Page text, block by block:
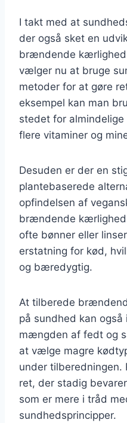
I takt med at
der også sket en
brændende kærlighed
vælger nu at bruge
metoder for at gøre
eksempel kan man
stedet for
flere vitaminer og
Desuden er der en
plantebaserede
opfindelsen af
brændende
ofte bønner eller
erstatning for kød,
og bæredygtig.
At tilberede
på sundhed kan
mængden af fedt og
at vælge magre
under
ret, der stadig
som er mere i tråd
sundhedsprincipper.